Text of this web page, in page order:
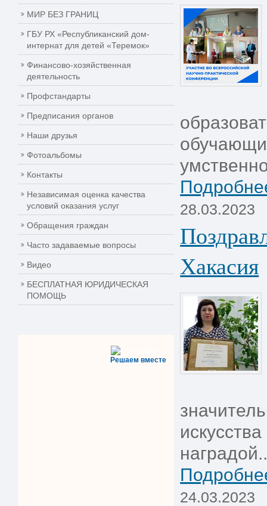
МИР БЕЗ ГРАНИЦ
ГБУ РХ «Республиканский дом-
интернат для детей «Теремок»
Финансово-хозяйственная
деятельность
Профстандарты
Предписания органов
Наши друзья
Фотоальбомы
Контакты
Независимая оценка качества
условий оказания услуг
Обращения граждан
Часто задаваемые вопросы
Видео
БЕСПЛАТНАЯ ЮРИДИЧЕСКАЯ
ПОМОЩЬ
Решаем вместе
28.03.2023
Хакасия
24.03.2023